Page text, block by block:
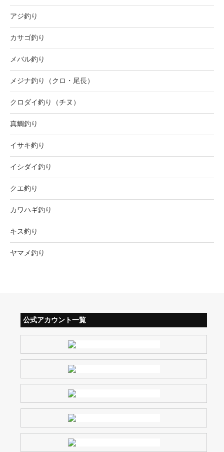
アジ釣り
カサゴ釣り
メバル釣り
メジナ釣り（クロ・尾長）
クロダイ釣り（チヌ）
真鯛釣り
イサキ釣り
イシダイ釣り
クエ釣り
カワハギ釣り
キス釣り
ヤマメ釣り
公式アカウント一覧